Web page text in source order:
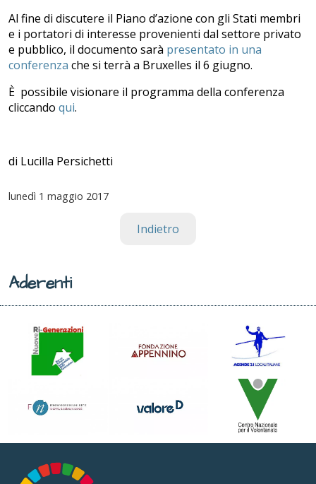
Al fine di discutere il Piano d’azione con gli Stati membri
e i portatori di interesse provenienti dal settore privato
e pubblico, il documento sarà presentato in una
conferenza che si terrà a Bruxelles il 6 giugno.
È possibile visionare il programma della conferenza
cliccando qui.
di Lucilla Persichetti
lunedì 1 maggio 2017
Indietro
Aderenti